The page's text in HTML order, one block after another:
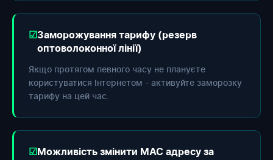
Заморожування тарифу (резерв
оптоволоконної лінії)
Якщо протягом певного часу не плануєте
користуватися Інтернетом - активуйте заморозку
тарифу на цей час.
Можливість змінити МАС адресу за